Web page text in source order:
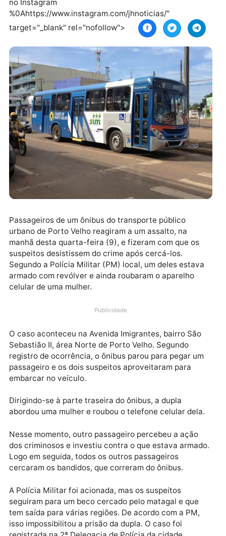
_%0A%0Ahttps://jhnoticias.com.br/policia/
de-onibus-reagem-a-assalto-e-cercam-suspeitos-
armados-em-porto-velho/%0A%0ASiga o JH
%0Ahttps://www.instagram.com/jhnoticias/"
target="_blank" rel="nofollow">
Passageiros de um ônibus do transporte público
manhã desta quarta-feira (9), e fizeram com que os
Segundo a Polícia Militar (PM) local, um deles
armado com revólver e ainda roubaram o aparelho
celular de uma mulher.
O caso aconteceu na Avenida Imigrantes, bairro São
registro de ocorrência, o ônibus parou para pegar um
passageiro e os dois suspeitos aproveitaram para
embarcar no veículo.
Dirigindo-se à parte traseira do ônibus, a dupla
abordou uma mulher e roubou o telefone celular
Nesse momento, outro passageiro percebeu a ação